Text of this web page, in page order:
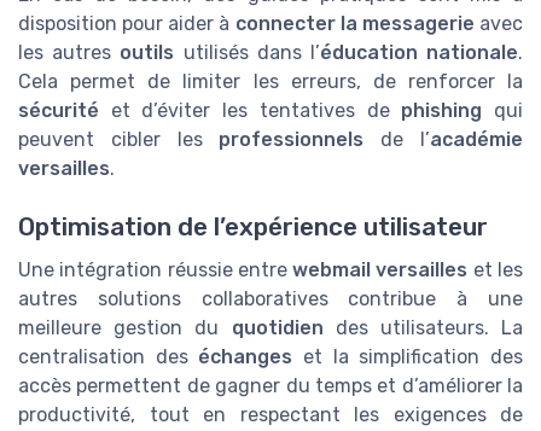
disposition pour aider à connecter la messagerie avec
les autres outils utilisés dans l’éducation nationale.
Cela permet de limiter les erreurs, de renforcer la
sécurité et d’éviter les tentatives de phishing qui
peuvent cibler les professionnels de l’académie
versailles.
Optimisation de l’expérience utilisateur
Une intégration réussie entrewebmail versailles et les
autres solutions collaboratives contribue à une
meilleure gestion du quotidien des utilisateurs. La
centralisation des échanges et la simplification des
accès permettent de gagner du temps et d’améliorer la
productivité, tout en respectant les exigences de